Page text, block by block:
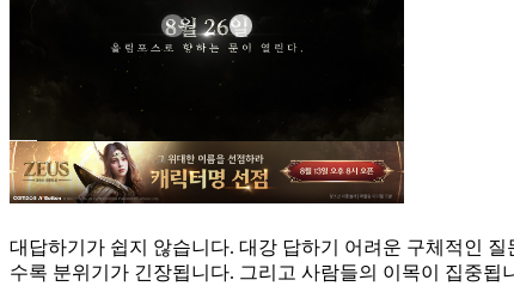
대답하기가 쉽지 않습니다. 대강 답하기 어려운 구체적인
수록 분위기가 긴장됩니다. 그리고 사람들의 이목이 집중됩